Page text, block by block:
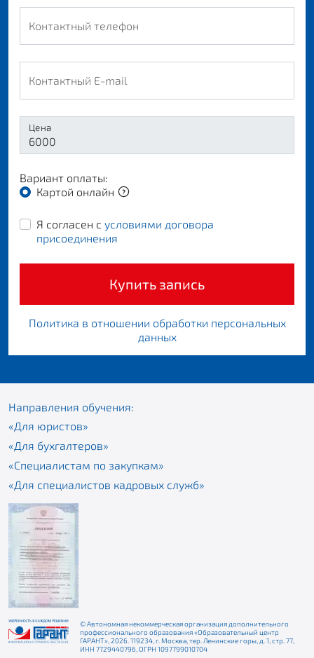
Контактный телефон
Контактный E-mail
Цена
Вариант оплаты:
Картой онлайн
Я согласен с условиями договора
присоединения
Купить запись
Политика в отношении обработки персональных
данных
© Автономная некоммерческая организация дополнительного
профессионального образования «Образовательный центр
ГАРАНТ», 2026. 119234, г. Москва, тер. Ленинские горы, д. 1, стр. 77,
ИНН 7729440796, ОГРН 1097799010704
Направления обучения:
«Для юристов»
«Для бухгалтеров»
«Специалистам по закупкам»
«Для специалистов кадровых служб»